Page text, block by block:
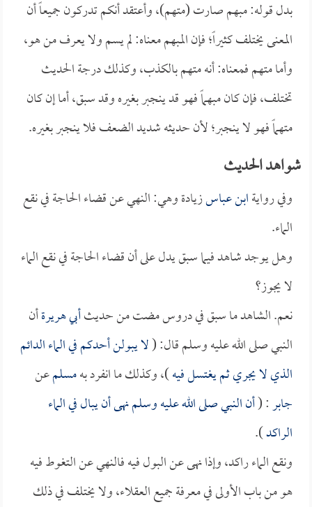
بدل قوله: مبهم صارت (متهم)، وأعتقد أنكم تدركون جميعاً أن
المعنى يختلف كثيراً؛ فإن المبهم معناه: لم يسم ولا يعرف من هو،
وأما متهم فمعناه: أنه متهم بالكذب، وكذلك درجة الحديث
تختلف، فإن كان مبهماً فهو قد ينجبر بغيره وقد سبق، أما إن كان
متهماً فهو لا ينجبر؛ لأن حديثه شديد الضعف فلا ينجبر بغيره.
شواهد الحديث
وفي روايةابن عباسزيادة وهي: النهي عن قضاء الحاجة في نقع
الماء.
وهل يوجد شاهد فيما سبق يدل على أن قضاء الحاجة في نقع الماء
لا يجوز؟
نعم. الشاهد ما سبق في دروس مضت من حديثأبي هريرةأن
النبي صلى الله عليه وسلم قال: (لا يبولن أحدكم في الماء الدائم
الذي لا يجري ثم يغتسل فيه)، وكذلك ما انفرد بهمسلمعن
جابر: (أن النبي صلى الله عليه وسلم نهى أن يبال في الماء
الراكد).
ونقع الماء راكد، وإذا نهى عن البول فيه فالنهي عن التغوط فيه
هو من باب الأولى في معرفة جميع العقلاء، ولا يختلف في ذلك